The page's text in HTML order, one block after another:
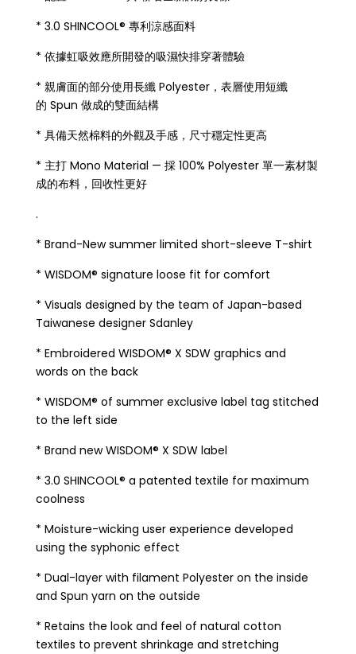
* 3.0 SHINCOOL® 專利涼感面料
* 依據虹吸效應所開發的吸濕快排穿著體驗
* 親膚面的部分使用長纖 Polyester，表層使用短纖
的 Spun 做成的雙面結構
* 具備天然棉料的外觀及手感，尺寸穩定性更高
* 主打 Mono Material — 採 100% Polyester 單一素材製
成的布料，回收性更好
.
* Brand-New summer limited short-sleeve T-shirt
* WISDOM® signature loose fit for comfort
* Visuals designed by the team of Japan-based
Taiwanese designer Sdanley
* Embroidered WISDOM® X SDW graphics and
words on the back
* WISDOM® of summer exclusive label tag stitched
to the left side
* Brand new WISDOM® X SDW label
* 3.0 SHINCOOL® a patented textile for maximum
coolness
* Moisture-wicking user experience developed
using the syphonic effect
* Dual-layer with filament Polyester on the inside
and Spun yarn on the outside
* Retains the look and feel of natural cotton
textiles to prevent shrinkage and stretching